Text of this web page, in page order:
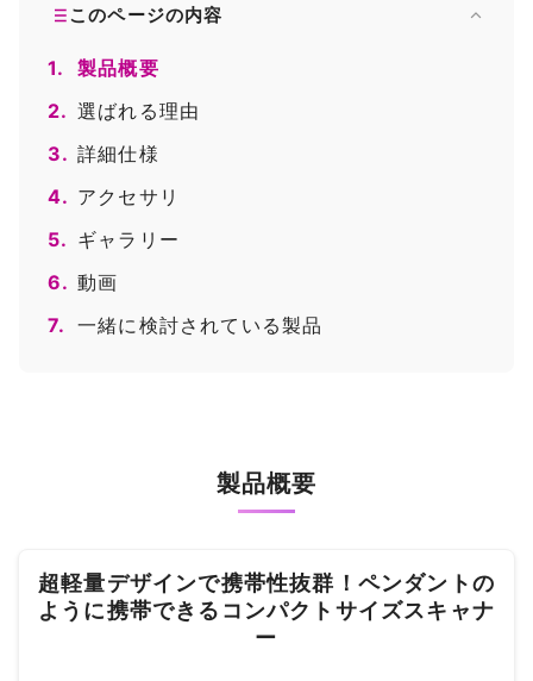
このページの内容
1.
製品概要
2. 選ばれる理由
3. 詳細仕様
4. アクセサリ
5. ギャラリー
6. 動画
7. 一緒に検討されている製品
製品概要
超軽量デザインで携帯性抜群！ペンダントの
ように携帯できるコンパクトサイズスキャナ
ー